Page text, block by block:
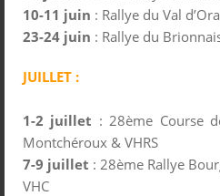
10-11 juin : Rallye du Val
23-24 juin : Rallye du
JUILLET :
1-2 juillet : 28ème Course
Montchéroux & VHRS
7-9 juillet : 28ème Rallye
VHC